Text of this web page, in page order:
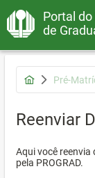
Portal
de
Pré-
Reenviar
Aqui você
pela PROGRAD.